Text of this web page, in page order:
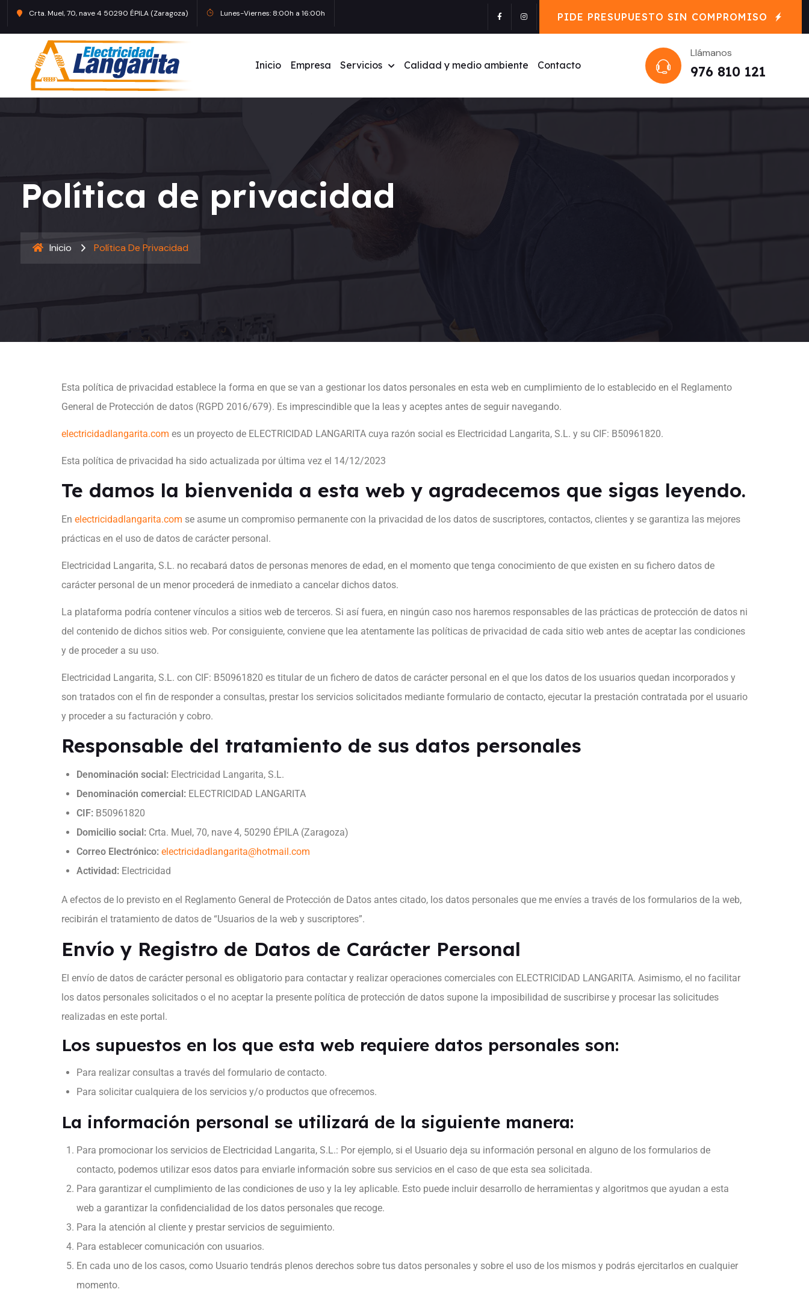
PIDE PRESUPUESTO SIN COMPROMISO
Crta. Muel, 70, nave 4 50290 ÉPILA (Zaragoza) Lunes-Viernes: 8:00h a 16:00h
Inicio Empresa Servicios Calidad y medio ambiente Contacto
Llámanos
976 810 121
Política de privacidad
Inicio Política De Privacidad
Esta política de privacidad establece la forma en que se van a gestionar los datos personales en esta web en cumplimiento de lo establecido en el Reglamento
General de Protección de datos (RGPD 2016/679). Es imprescindible que la leas y aceptes antes de seguir navegando.
electricidadlangarita.com es un proyecto de ELECTRICIDAD LANGARITA cuya razón social es Electricidad Langarita, S.L. y su CIF: B50961820.
Esta política de privacidad ha sido actualizada por última vez el 14/12/2023
Te damos la bienvenida a esta web y agradecemos que sigas leyendo.
En electricidadlangarita.com se asume un compromiso permanente con la privacidad de los datos de suscriptores, contactos, clientes y se garantiza las mejores
prácticas en el uso de datos de carácter personal.
Electricidad Langarita, S.L. no recabará datos de personas menores de edad, en el momento que tenga conocimiento de que existen en su fichero datos de
carácter personal de un menor procederá de inmediato a cancelar dichos datos.
La plataforma podría contener vínculos a sitios web de terceros. Si así fuera, en ningún caso nos haremos responsables de las prácticas de protección de datos ni
del contenido de dichos sitios web. Por consiguiente, conviene que lea atentamente las políticas de privacidad de cada sitio web antes de aceptar las condiciones
y de proceder a su uso.
Electricidad Langarita, S.L. con CIF: B50961820 es titular de un fichero de datos de carácter personal en el que los datos de los usuarios quedan incorporados y
son tratados con el fin de responder a consultas, prestar los servicios solicitados mediante formulario de contacto, ejecutar la prestación contratada por el usuario
y proceder a su facturación y cobro.
Responsable del tratamiento de sus datos personales
Denominación social: Electricidad Langarita, S.L.
Denominación comercial: ELECTRICIDAD LANGARITA
CIF: B50961820
Domicilio social: Crta. Muel, 70, nave 4, 50290 ÉPILA (Zaragoza)
Correo Electrónico: electricidadlangarita@hotmail.com
Actividad: Electricidad
A efectos de lo previsto en el Reglamento General de Protección de Datos antes citado, los datos personales que me envíes a través de los formularios de la web,
recibirán el tratamiento de datos de “Usuarios de la web y suscriptores”.
Envío y Registro de Datos de Carácter Personal
El envío de datos de carácter personal es obligatorio para contactar y realizar operaciones comerciales con ELECTRICIDAD LANGARITA. Asimismo, el no facilitar
los datos personales solicitados o el no aceptar la presente política de protección de datos supone la imposibilidad de suscribirse y procesar las solicitudes
realizadas en este portal.
Los supuestos en los que esta web requiere datos personales son:
Para realizar consultas a través del formulario de contacto.
Para solicitar cualquiera de los servicios y/o productos que ofrecemos.
La información personal se utilizará de la siguiente manera:
Para promocionar los servicios de Electricidad Langarita, S.L.: Por ejemplo, si el Usuario deja su información personal en alguno de los formularios de
contacto, podemos utilizar esos datos para enviarle información sobre sus servicios en el caso de que esta sea solicitada.
Para garantizar el cumplimiento de las condiciones de uso y la ley aplicable. Esto puede incluir desarrollo de herramientas y algoritmos que ayudan a esta
web a garantizar la confidencialidad de los datos personales que recoge.
Para la atención al cliente y prestar servicios de seguimiento.
Para establecer comunicación con usuarios.
En cada uno de los casos, como Usuario tendrás plenos derechos sobre tus datos personales y sobre el uso de los mismos y podrás ejercitarlos en cualquier
momento.